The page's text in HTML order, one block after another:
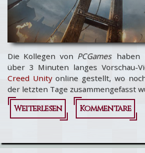
Die Kollegen von PCGames haben
über 3 Minuten langes Vorschau-
Creed Unityonline gestellt, wo
der letzten Tage zusammengefasst
Weiterlesen
über
Creed
Kommentare